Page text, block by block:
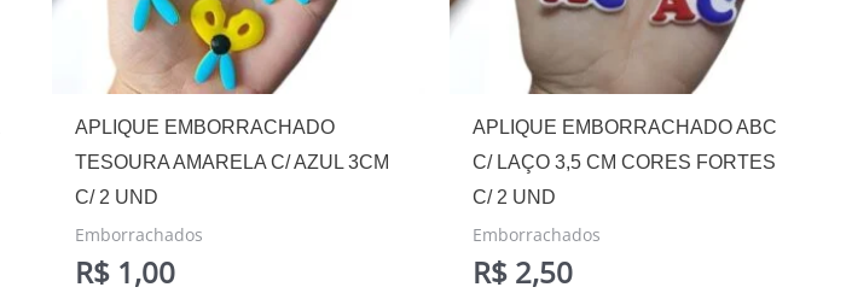
APLIQUE EMBORRACHADO
TESOURA AMARELA C/ AZUL 3CM
C/ 2 UND
Emborrachados
R$ 1,00
APLIQUE EMBORRACHADO ABC
C/ LAÇO 3,5 CM CORES FORTES
C/ 2 UND
Emborrachados
R$2,50